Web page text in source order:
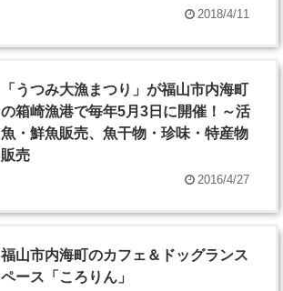
2018/4/11
「うつみ大漁まつり」が福山市内海町
の箱崎漁港で毎年5月3日に開催！～活
魚・鮮魚販売、魚干物・珍味・特産物
販売
2016/4/27
福山市内海町のカフェ＆ドッグランス
ペース「ころりん」